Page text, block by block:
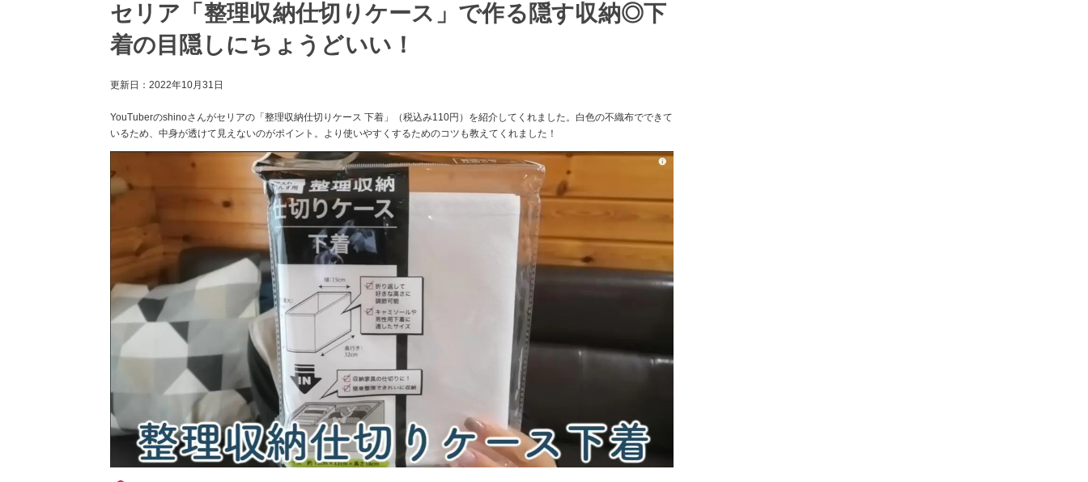
セリア「整理収納仕切りケース」で作る隠す収納◎下
着の目隠しにちょうどいい！
更新日： 2022年10月31日
YouTuberのshinoさんがセリアの「整理収納仕切りケース 下着」（税込み110円）を紹介してくれました。白色の不織布でできて
いるため、中身が透けて見えないのがポイント。より使いやすくするためのコツも教えてくれました！